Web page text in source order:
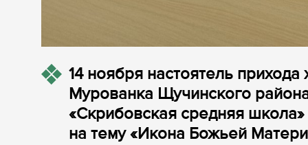
14 ноября настоятель
Мурованка Щучинского
«Скрибовская средняя
на тему «Икона Божьей Матери